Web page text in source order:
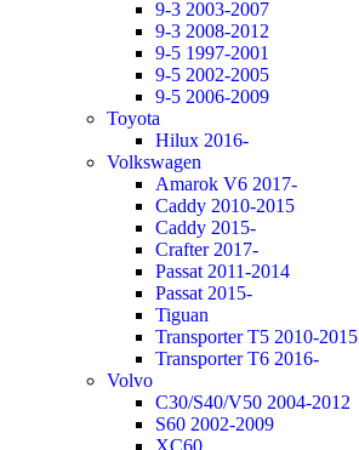
9-3 2003-2007
9-3 2008-2012
9-5 1997-2001
9-5 2002-2005
9-5 2006-2009
Toyota
Hilux 2016-
Volkswagen
Amarok V6 2017-
Caddy 2010-2015
Caddy 2015-
Crafter 2017-
Passat 2011-2014
Passat 2015-
Tiguan
Transporter T5 2010-2015
Transporter T6 2016-
Volvo
C30/S40/V50 2004-2012
S60 2002-2009
XC60